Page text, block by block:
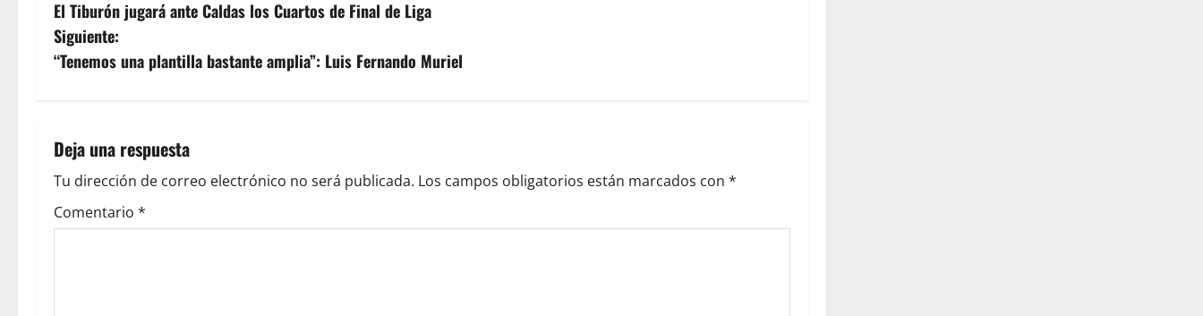
El Tiburón jugará ante Caldas los Cuartos de Final de Liga
Siguiente:
“Tenemos una plantilla bastante amplia”: Luis Fernando Muriel
Deja una respuesta
Tu dirección de correo electrónico no será publicada. Los campos obligatorios están marcados con *
Comentario *